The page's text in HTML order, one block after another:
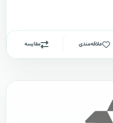
علاقه‌مندی مقایسه